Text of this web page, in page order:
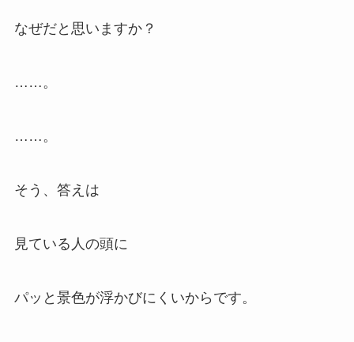
なぜだと思いますか？
……。
……。
そう、答えは
見ている人の頭に
パッと景色が浮かびにくいからです。